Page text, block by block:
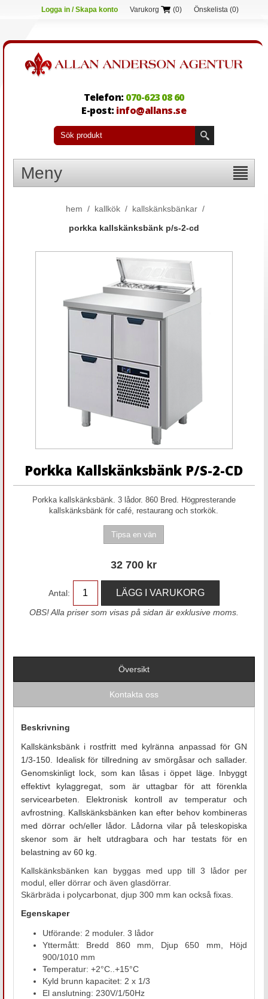
Logga in / Skapa konto Varukorg (0) Önskelista (0)
Telefon: 070-623 08 60
E-post: info@allans.se
Meny
hem / kallkök / kallskänksbänkar /
porkka kallskänksbänk p/s-2-cd
Porkka Kallskänksbänk P/S-2-CD
Porkka kallskänksbänk. 3 lådor. 860 Bred. Högpresterande
kallskänksbänk för café, restaurang och storkök.
32 700 kr
Antal:
OBS! Alla priser som visas på sidan är exklusive moms.
Översikt
Kontakta oss
Beskrivning
Kallskänksbänk i rostfritt med kylränna anpassad för GN
1/3-150. Idealisk för tillredning av smörgåsar och sallader.
Genomskinligt lock, som kan låsas i öppet läge. Inbyggt
effektivt kylaggregat, som är uttagbar för att förenkla
servicearbeten. Elektronisk kontroll av temperatur och
avfrostning. Kallskänksbänken kan efter behov kombineras
med dörrar och/eller lådor. Lådorna vilar på teleskopiska
skenor som är helt utdragbara och har testats för en
belastning av 60 kg.
Kallskänksbänken kan byggas med upp till 3 lådor per
modul, eller dörrar och även glasdörrar.
Skärbräda i polycarbonat, djup 300 mm kan också fixas.
Egenskaper
Utförande: 2 moduler. 3 lådor
Yttermått: Bredd 860 mm, Djup 650 mm, Höjd
900/1010 mm
Temperatur: +2°C..+15°C
Kyld brunn kapacitet: 2 x 1/3
El anslutning: 230V/1/50Hz